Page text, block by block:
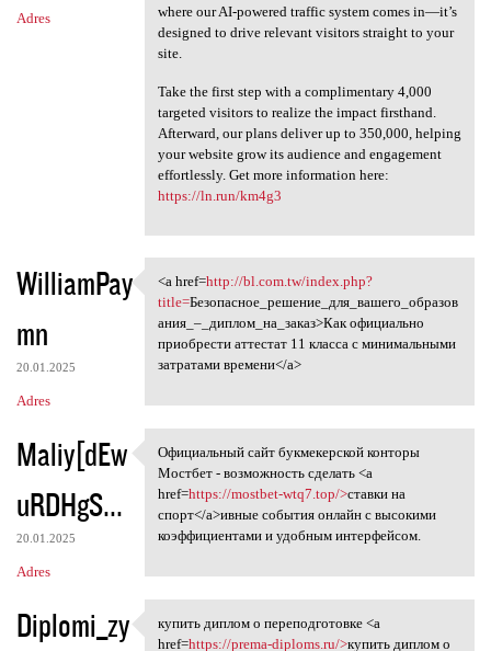
Adres
where our AI-powered traffic system comes in—it’s
designed to drive relevant visitors straight to your
site.
Take the first step with a complimentary 4,000
targeted visitors to realize the impact firsthand.
Afterward, our plans deliver up to 350,000, helping
your website grow its audience and engagement
effortlessly. Get more information here:
https://ln.run/km4g3
WilliamPay
mn
20.01.2025
Adres
<a href=http://bl.com.tw
<a href=http://bl.com.tw/index.php?
title=Безопасное_решение_для_вашего_образов
ания_–_диплом_на_заказ>Как официально
приобрести аттестат 11 класса с минимальными
затратами времени</a>
Maliy[dEw
uRDHgS...
20.01.2025
Adres
Официальный сайт букмекерской
Официальный сайт букмекерской конторы
Мостбет - возможность сделать <a
href=https://mostbet-wtq7.top/>ставки на
спорт</a>ивные события онлайн с высокими
коэффициентами и удобным интерфейсом.
Diplomi_zy купить диплом о
купить диплом о переподготовке <a
href=https://prema-diploms.ru/>купить диплом о